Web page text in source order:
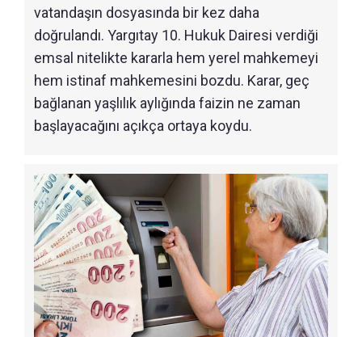
vatandaşın dosyasında bir kez daha
doğrulandı. Yargıtay 10. Hukuk Dairesi verdiği
emsal nitelikte kararla hem yerel mahkemeyi
hem istinaf mahkemesini bozdu. Karar, geç
bağlanan yaşlılık aylığında faizin ne zaman
başlayacağını açıkça ortaya koydu.